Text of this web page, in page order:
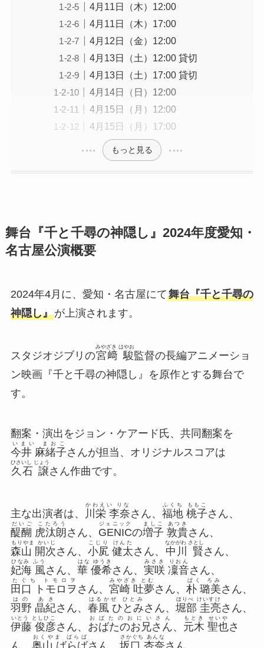
4月11日（木）12:00
4月11日（木）17:00
4月12日（金）12:00
4月13日（土）12:00 貸切
4月13日（土）17:00 貸切
4月14日（日）12:00
4月15日（月）12:00
4月15日（月）17:00
もっと見る
舞台『千と千尋の神隠し』2024年度愛知・
名古屋公演概要
2024年4月に、愛知・名古屋にて舞台『千と千尋の
神隠し』が上演されます。
スタジオジブリの宮﨑 駿
みやざき はやお
監督の長編アニメーショ
ン映画『千と千尋の神隠し』を原作とする舞台で
す。
翻案・演出をジョン・ケアード氏、共同翻案を
今井 麻緒子
いまい まおこ
さんが担当、オリジナルスコアは
久石 譲
ひさいし じょう
さん作曲です。
主な出演者は、 川栄 李奈
かわえい りな
さん、 福地 桃子
ふくち ももこ
さん、
醍醐 虎汰朗
だいご こたろう
さん、 GENIC
ジェニック
の増子 敦貴
ましこ あつき
さん、
森山 開次
もりやま かいじ
さん、 小㞍 健太
こじり けんた
さん、 中川 賢
なかがわ さとし
さん、
妃海 風
ひなみ ふう
さん、 華 優希
はな ゆうき
さん、 実咲 凜音
みさき りおん
さん、
田口 トモロヲ
たぐち トモロヲ
さん、 宮崎 吐夢
みやざき とむ
さん、 朴 璐美
ぱく ろみ
さん、
羽野 晶紀
はの あき
さん、 春風 ひとみ
はるかぜ ひとみ
さん、 堀部 圭亮
ほりべ けいすけ
さん、
伊藤 俊彦
いとう としひこ
さん、 おばたのお兄さん
おばたのおにいさん
、 元木 聖也
もとき せいや
さ
ん、 奥山 ばらば
おくやま ばらば
さん、 坂口 杏奈
さかぐち あんな
さん。